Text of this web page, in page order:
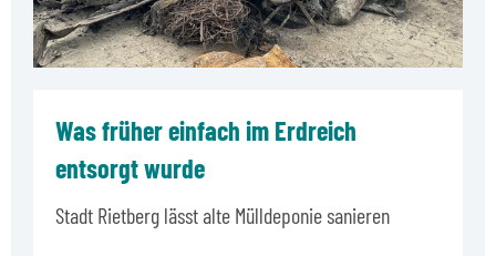
Was früher einfach im Erdreich
entsorgt wurde
Stadt Rietberg lässt alte Mülldeponie sanieren